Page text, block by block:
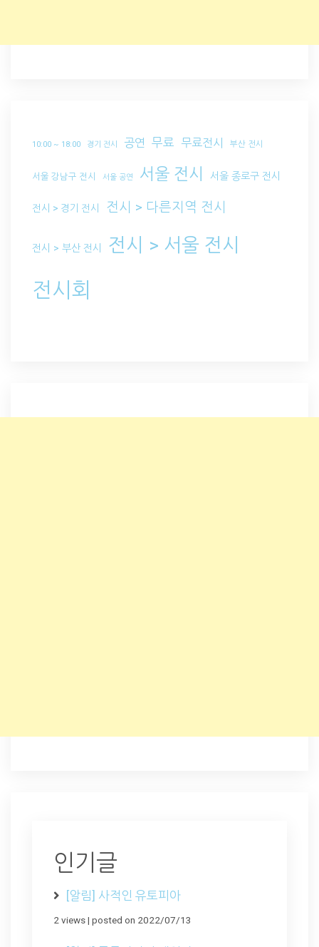
10:00 ~ 18:00 경기 전시 공연 무료 무료전시 부산 전시
서울 강남구 전시 서울 공연 서울 전시 서울 종로구 전시
전시 > 경기 전시 전시 > 다른지역 전시
전시 > 부산 전시 전시 > 서울 전시
전시회
인기글
[알림] 사적인 유토피아
2 views| posted on 2022/07/13